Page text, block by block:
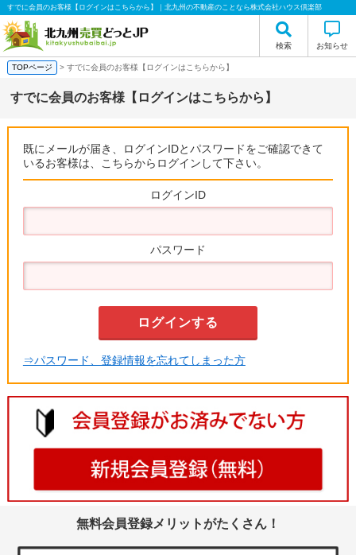
すでに会員のお客様【ログインはこちらから】｜北九州の不動産のことなら株式会社ハウス倶楽部
検索 お知らせ
TOPページ > すでに会員のお客様【ログインはこちらから】
すでに会員のお客様【ログインはこちらから】
既にメールが届き、ログインIDとパスワードをご確認できて
いるお客様は、こちらからログインして下さい。
ログインID
パスワード
⇒パスワード、登録情報を忘れてしまった方
無料会員登録メリットがたくさん！